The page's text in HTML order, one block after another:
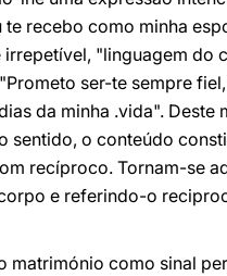
te recebo como minha
irrepetível, "linguagem
ser-te sempre
da minha .vida".
sentido, o conteúdo
recíproco. Tornam-se
e referindo-o
matrimónio como sinal